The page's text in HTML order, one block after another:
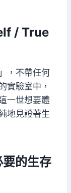
/ True
，不帶任何
實驗室中，
一世想要體
地見證著生
的生存